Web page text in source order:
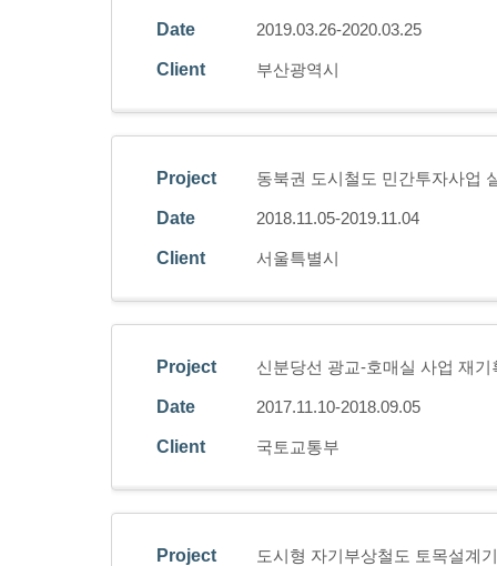
Date 2019.03.26-2020.03.25
Client 부산광역시
Project 동북권 도시철도 민간투자사업
Date 2018.11.05-2019.11.04
Client 서울특별시
Project 신분당선 광교-호매실 사업 재기
Date 2017.11.10-2018.09.05
Client 국토교통부
Project 도시형 자기부상철도 토목설계